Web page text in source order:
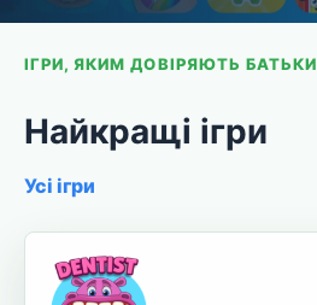
ІГРИ, ЯКИМ ДОВІРЯЮТЬ БАТЬКИ
Найкращі ігри
Усі ігри